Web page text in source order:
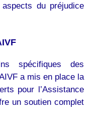
du préjudice
spécifiques des
a mis en place la
pour l’Assistance
un soutien complet